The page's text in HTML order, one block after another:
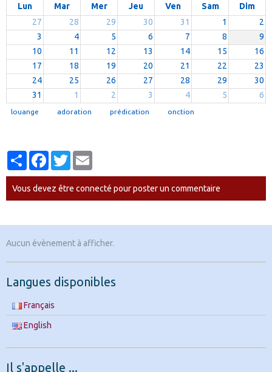
Lun Mar Mer Jeu Ven Sam
Dim
27
28 29 30 31 1
2
3
4 5 6 7 8
9
10
11 12 13 14 15
16
17
18 19 20 21 22
23
24
25 26 27 28 29
30
31
1 2 3 4 5 6
louange adoration prédication onction
PartagerFacebook
Twitter
Vous devez être connecté pour poster un commentaire
Aucun évènement à afficher.
Langues disponibles
Français
English
Il s'appelle ...